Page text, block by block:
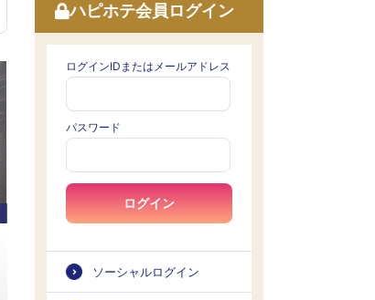
ハピホテ会員ログイン
ログインIDまたはメールアドレス
パスワード
ログイン
ソーシャルログイン